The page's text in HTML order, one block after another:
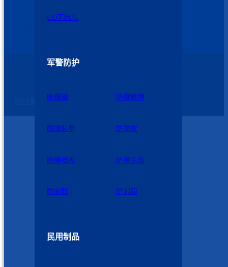
UD无纬布
军警防护
防爆罐 防爆盾牌
防弹装甲 防弹衣
防弹插板 防弹头盔
防刺鞋 防刺服
民用制品
©2026 九州星际 版权所有
苏ICP备2023007729号-2